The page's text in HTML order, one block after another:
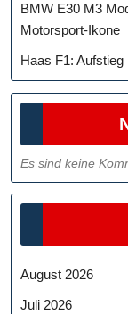
BMW E30 M3
Motorsport-Ikone
Haas F1:
Es sind keine
August 2026
Juli 2026